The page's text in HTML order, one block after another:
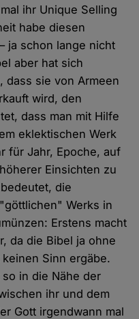
ihr Unique Selling
habe diesen
ja schon lange nicht
aber hat sich
dass sie von Armeen
wird, den
dass man mit Hilfe
eklektischen Werk
für Jahr, Epoche, auf
Einsichten zu
die
Werks in
Erstens macht
da die Bibel ja ohne
Sinn ergäbe.
in die Nähe der
ihr und dem
Gott irgendwann mal